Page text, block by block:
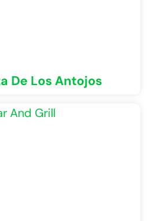
De Los Antojos